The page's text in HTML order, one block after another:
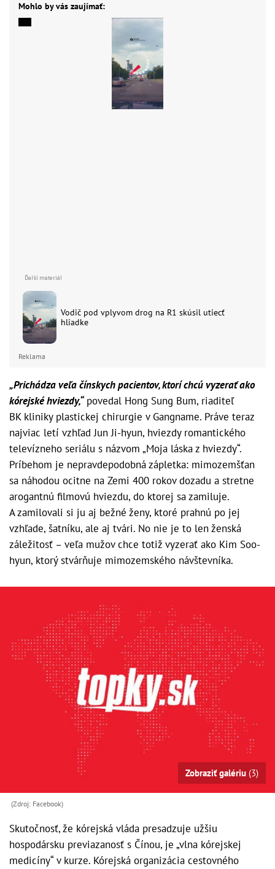
Mohlo by vás zaujímať:
Vodič pod vplyvom drog na R1 skúsil utiecť
hliadke
Reklama
„Prichádza veľa čínskych pacientov, ktorí chcú vyzerať ako
kórejské hviezdy,“povedal Hong Sung Bum, riaditeľ
BK kliniky plastickej chirurgie v Gangname. Práve teraz
najviac letí vzhľad Jun Ji-hyun, hviezdy romantického
televízneho seriálu s názvom „Moja láska z hviezdy“.
Príbehom je nepravdepodobná zápletka: mimozemšťan
sa náhodou ocitne na Zemi 400 rokov dozadu a stretne
arogantnú filmovú hviezdu, do ktorej sa zamiluje.
A zamilovali si ju aj bežné ženy, ktoré prahnú po jej
vzhľade, šatníku, ale aj tvári. No nie je to len ženská
záležitosť – veľa mužov chce totiž vyzerať ako Kim Soo-
hyun, ktorý stvárňuje mimozemského návštevníka.
Zobraziť galériu (3)
(Zdroj: Facebook)
Skutočnosť, že kórejská vláda presadzuje užšiu
hospodársku previazanosť s Čínou, je „vlna kórejskej
medicíny“ v kurze. Kórejská organizácia cestovného